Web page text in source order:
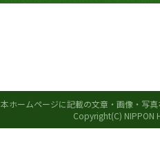
本ホームページに記載の文章・画像・写
Copyright(C) NIPPON